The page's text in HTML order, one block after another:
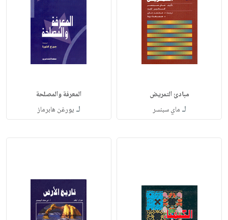
مبادئ التمريض
لـ ماي سبنسر
المعرفة والمصلحة
لـ يورغن هابرماز